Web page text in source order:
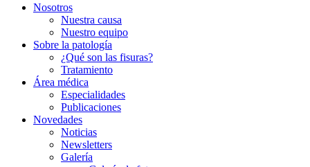
Nosotros
Nuestra causa
Nuestro equipo
Sobre la patología
¿Qué son las fisuras?
Tratamiento
Área médica
Especialidades
Publicaciones
Novedades
Noticias
Newsletters
Galería